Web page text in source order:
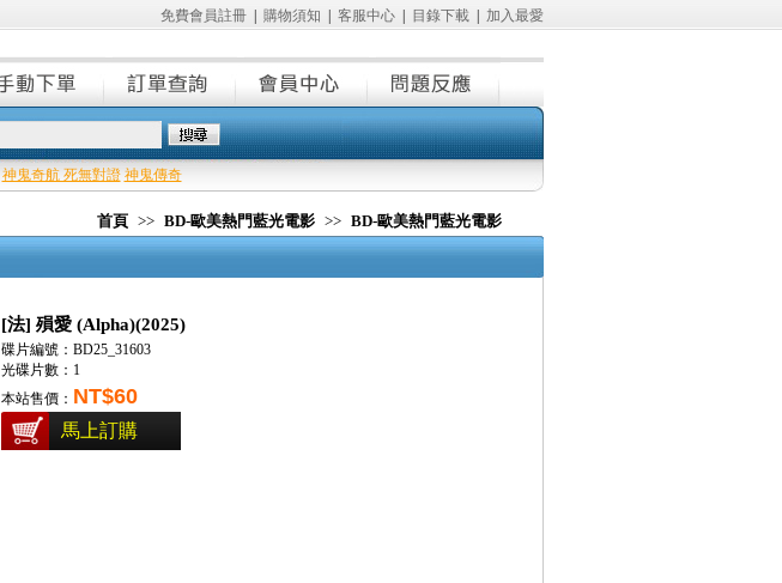
免費會員註冊| 購物須知 客服中心| 目錄下載| 加入最愛
神鬼奇航 死無對證 神鬼傳奇
首頁 >> BD-歐美熱門藍光電影 >> BD-歐美熱門藍光電影
[法] 殞愛 (Alpha)(2025)
碟片編號：BD25_31603
光碟片數：1
本站售價： NT$60
馬上訂購